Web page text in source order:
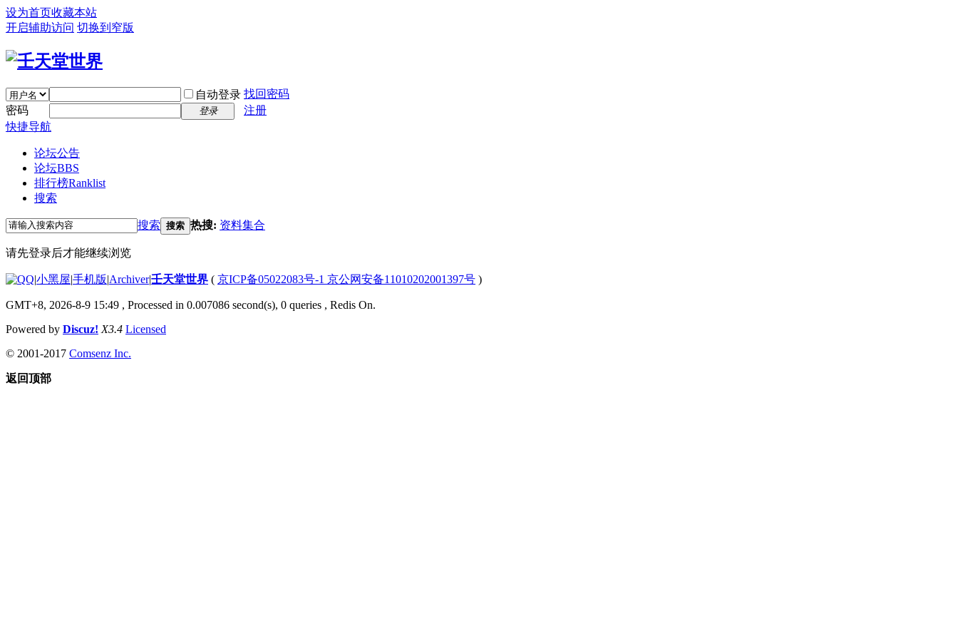
设为首页收藏本站
开启辅助访问 切换到窄版
自动登录 找回密码
密码
登录
注册
快捷导航
论坛公告
论坛BBS
排行榜Ranklist
搜索
搜索 搜索 热搜: 资料集合
请先登录后才能继续浏览
|小黑屋|手机版|Archiver|壬天堂世界 ( 京ICP备05022083号-1 京公网安备11010202001397号 )
GMT+8, 2026-8-9 15:49 , Processed in 0.007086 second(s), 0 queries , Redis On.
Powered by Discuz! X3.4 Licensed
© 2001-2017 Comsenz Inc.
返回顶部